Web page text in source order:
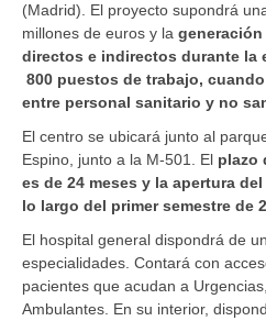
(Madrid). El proyecto supondrá
millones de euros y la generación
directos e indirectos durante la
800 puestos de trabajo,
entre personal sanitario y no
El centro se ubicará junto al
Espino, junto a la M-501. El plazo
es de 24 meses y la apertura
lo largo del primer semestre de
El hospital general dispondrá de
especialidades. Contará con
pacientes que acudan a
Ambulantes. En su interior,